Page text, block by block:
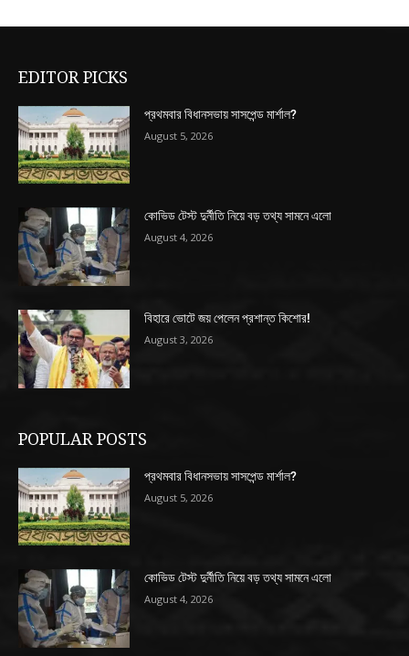
EDITOR PICKS
প্রথমবার বিধানসভায় সাসপেন্ড মার্শাল?
August 5, 2026
কোভিড টেস্ট দুর্নীতি নিয়ে বড় তথ্য সামনে এলো
August 4, 2026
বিহারে ভোটে জয় পেলেন প্রশান্ত কিশোর!
August 3, 2026
POPULAR POSTS
প্রথমবার বিধানসভায় সাসপেন্ড মার্শাল?
August 5, 2026
কোভিড টেস্ট দুর্নীতি নিয়ে বড় তথ্য সামনে এলো
August 4, 2026